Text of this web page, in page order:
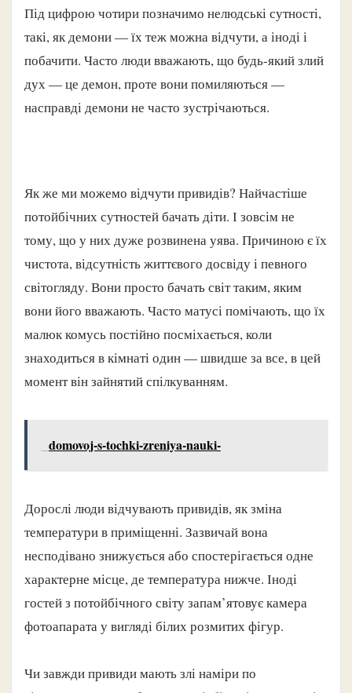
Під цифрою чотири позначимо нелюдські сутності,
такі, як демони — їх теж можна відчути, а іноді і
побачити. Часто люди вважають, що будь-який злий
дух — це демон, проте вони помиляються —
насправді демони не часто зустрічаються.
Як же ми можемо відчути привидів? Найчастіше
потойбічних сутностей бачать діти. І зовсім не
тому, що у них дуже розвинена уява. Причиною є їх
чистота, відсутність життєвого досвіду і певного
світогляду. Вони просто бачать світ таким, яким
вони його вважають. Часто матусі помічають, що їх
малюк комусь постійно посміхається, коли
знаходиться в кімнаті один — швидше за все, в цей
момент він зайнятий спілкуванням.
domovoj-s-tochki-zreniya-nauki-
Дорослі люди відчувають привидів, як зміна
температури в приміщенні. Зазвичай вона
несподівано знижується або спостерігається одне
характерне місце, де температура нижче. Іноді
гостей з потойбічного світу запам’ятовує камера
фотоапарата у вигляді білих розмитих фігур.
Чи завжди привиди мають злі наміри по